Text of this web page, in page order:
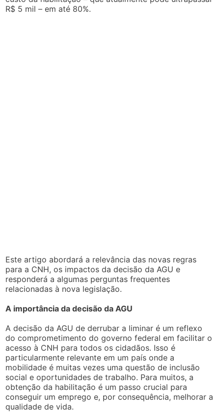
R$ 5 mil – em até 80%.
Este artigo abordará a relevância das novas regras
para a CNH, os impactos da decisão da AGU e
responderá a algumas perguntas frequentes
relacionadas à nova legislação.
A importância da decisão da AGU
A decisão da AGU de derrubar a liminar é um reflexo
do comprometimento do governo federal em facilitar o
acesso à CNH para todos os cidadãos. Isso é
particularmente relevante em um país onde a
mobilidade é muitas vezes uma questão de inclusão
social e oportunidades de trabalho. Para muitos, a
obtenção da habilitação é um passo crucial para
conseguir um emprego e, por consequência, melhorar a
qualidade de vida.